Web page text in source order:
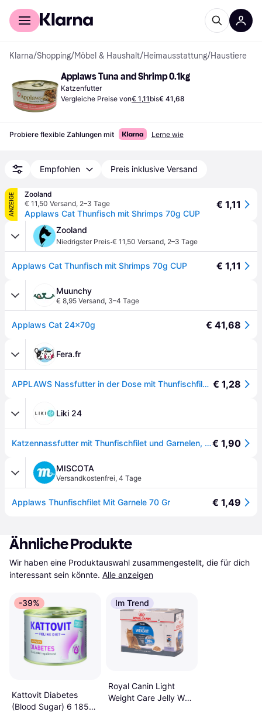
Für Shopper
Klarna/Shopping/Möbel & Haushalt/Heimausstattung/Haustiere
Applaws Tuna and Shrimp 0.1kg
Katzenfutter
Vergleiche Preise von€ 1,11bis€ 41,68
Probiere flexible Zahlungen mit Lerne wie
Empfohlen Preis inklusive Versand
ANZEIGE
Zooland
€ 11,50 Versand, 2–3 Tage
Applaws Cat Thunfisch mit Shrimps 70g CUP
€ 1,11
Zooland
Niedrigster Preis·€ 11,50 Versand, 2–3 Tage
Applaws Cat Thunfisch mit Shrimps 70g CUP € 1,11
Muunchy
€ 8,95 Versand, 3–4 Tage
Applaws Cat 24x70g € 41,68
Fera.fr
APPLAWS Nassfutter in der Dose mit Thunfischfilets & Garnelen 70 g € 1,28
Liki 24
Katzennassfutter mit Thunfischfilet und Garnelen, 70 g, Applaws€ 1,90
MISCOTA
Versandkostenfrei, 4 Tage
Applaws Thunfischfilet Mit Garnele 70 Gr € 1,49
Ähnliche Produkte
Wir haben eine Produktauswahl zusammengestellt, die für dich
interessant sein könnte. Alle anzeigen
-39%
Kattovit Diabetes
(Blood Sugar) 6 185g
Im Trend
Royal Canin Light
Weight Care Jelly Wet